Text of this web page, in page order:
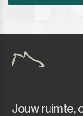
Jouw ruimte,